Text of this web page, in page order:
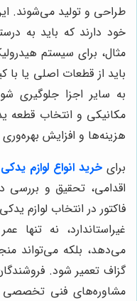
طراحی و تولید می‌شوند.
خود دارند که باید به
باید از قطعات اصلی یا
به سایر اجزا
مکانیکی و انتخاب قطعه
هزینه‌ها و افزایش بهره‌وری
برای خرید انواع لوازم
اقدامی، تحقیق و بررسی
فاکتور در انتخاب لوازم
غیراستاندارد، نه
می‌دهد، بلکه می‌تواند
گزاف تعمیر شود.
مشاوره‌های فنی تخصصی